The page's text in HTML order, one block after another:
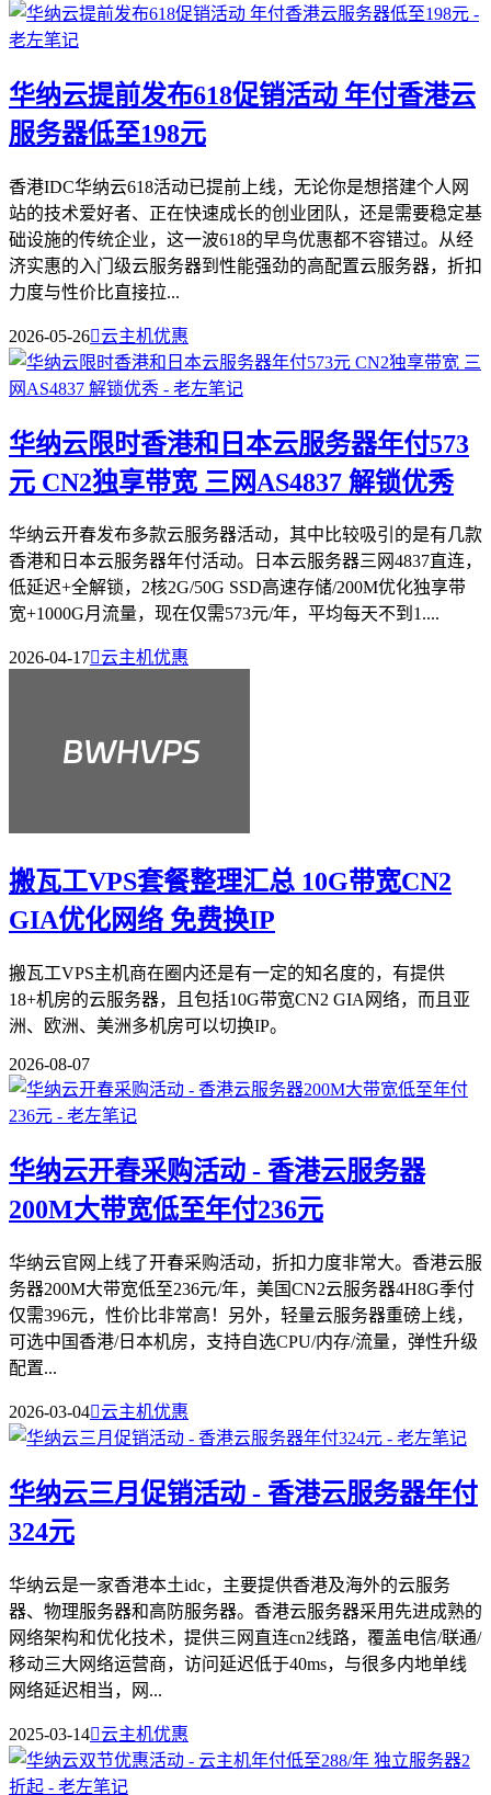
华纳云提前发布618促销活动 年付香港云
服务器低至198元
香港IDC华纳云618活动已提前上线，无论你是想搭建个人网
站的技术爱好者、正在快速成长的创业团队，还是需要稳定基
础设施的传统企业，这一波618的早鸟优惠都不容错过。从经
济实惠的入门级云服务器到性能强劲的高配置云服务器，折扣
力度与性价比直接拉...
2026-05-26云主机优惠
华纳云限时香港和日本云服务器年付573
元 CN2独享带宽 三网AS4837 解锁优秀
华纳云开春发布多款云服务器活动，其中比较吸引的是有几款
香港和日本云服务器年付活动。日本云服务器三网4837直连，
低延迟+全解锁，2核2G/50G SSD高速存储/200M优化独享带
宽+1000G月流量，现在仅需573元/年，平均每天不到1....
2026-04-17云主机优惠
搬瓦工VPS套餐整理汇总 10G带宽CN2
GIA优化网络 免费换IP
搬瓦工VPS主机商在圈内还是有一定的知名度的，有提供
18+机房的云服务器，且包括10G带宽CN2 GIA网络，而且亚
洲、欧洲、美洲多机房可以切换IP。
2026-08-07
华纳云开春采购活动 - 香港云服务器
200M大带宽低至年付236元
华纳云官网上线了开春采购活动，折扣力度非常大。香港云服
务器200M大带宽低至236元/年，美国CN2云服务器4H8G季付
仅需396元，性价比非常高！另外，轻量云服务器重磅上线，
可选中国香港/日本机房，支持自选CPU/内存/流量，弹性升级
配置...
2026-03-04云主机优惠
华纳云三月促销活动 - 香港云服务器年付
324元
华纳云是一家香港本土idc，主要提供香港及海外的云服务
器、物理服务器和高防服务器。香港云服务器采用先进成熟的
网络架构和优化技术，提供三网直连cn2线路，覆盖电信/联通/
移动三大网络运营商，访问延迟低于40ms，与很多内地单线
网络延迟相当，网...
2025-03-14云主机优惠